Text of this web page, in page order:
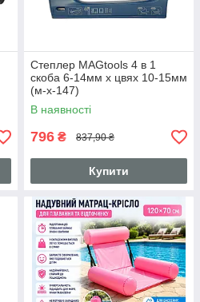
Степлер MAGtools 4 в 1
скоба 6-14мм x цвях 10-15мм
(м-х-147)
В наявності
796 ₴ 837,90 ₴
Купити